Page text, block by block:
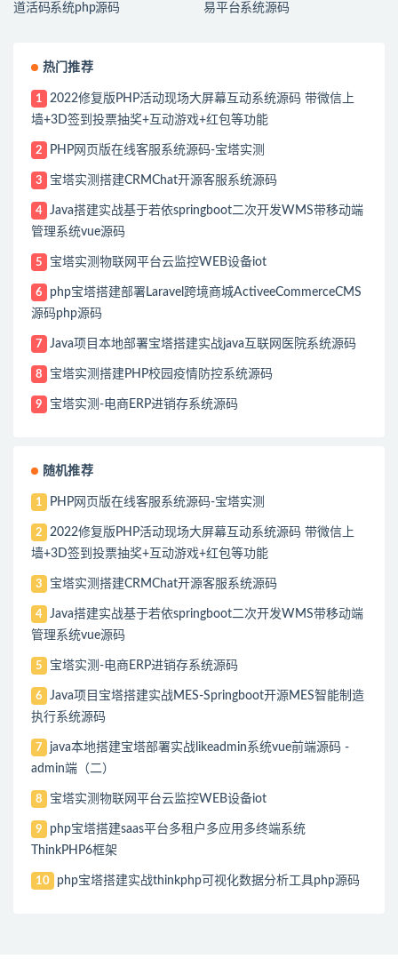
道活码系统php源码
易平台系统源码
热门推荐
1
2022修复版PHP活动现场大屏幕互动系统源码 带微信上
墙+3D签到投票抽奖+互动游戏+红包等功能
2 PHP网页版在线客服系统源码-宝塔实测
3 宝塔实测搭建CRMChat开源客服系统源码
4
Java搭建实战基于若依springboot二次开发WMS带移动端
管理系统vue源码
5 宝塔实测物联网平台云监控WEB设备iot
6
php宝塔搭建部署Laravel跨境商城ActiveeCommerceCMS
源码php源码
7 Java项目本地部署宝塔搭建实战java互联网医院系统源码
8 宝塔实测搭建PHP校园疫情防控系统源码
9 宝塔实测-电商ERP进销存系统源码
随机推荐
1 PHP网页版在线客服系统源码-宝塔实测
2
2022修复版PHP活动现场大屏幕互动系统源码 带微信上
墙+3D签到投票抽奖+互动游戏+红包等功能
3 宝塔实测搭建CRMChat开源客服系统源码
4
Java搭建实战基于若依springboot二次开发WMS带移动端
管理系统vue源码
5 宝塔实测-电商ERP进销存系统源码
6
Java项目宝塔搭建实战MES-Springboot开源MES智能制造
执行系统源码
7
java本地搭建宝塔部署实战likeadmin系统vue前端源码 -
admin端（二）
8 宝塔实测物联网平台云监控WEB设备iot
9
php宝塔搭建saas平台多租户多应用多终端系统
ThinkPHP6框架
10 php宝塔搭建实战thinkphp可视化数据分析工具php源码